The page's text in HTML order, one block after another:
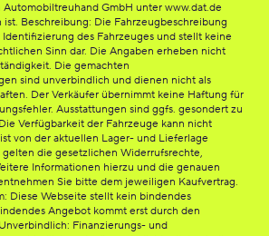
GmbH unter www.dat.de
Beschreibung: Die Fahrzeugbeschreibung
des Fahrzeuges und stellt keine
Sinn dar. Die Angaben erheben nicht
Die gemachten
sind unverbindlich und dienen nicht als
Der Verkäufer übernimmt keine Haftung für
Ausstattungen sind ggfs. gesondert zu
Verfügbarkeit der Fahrzeuge kann nicht
von der aktuellen Lager- und Lieferlage
die gesetzlichen Widerrufsrechte,
Informationen hierzu und die genauen
Sie bitte dem jeweiligen Kaufvertrag.
Diese Webseite stellt kein bindendes
Angebot kommt erst durch den
Finanzierungs- und